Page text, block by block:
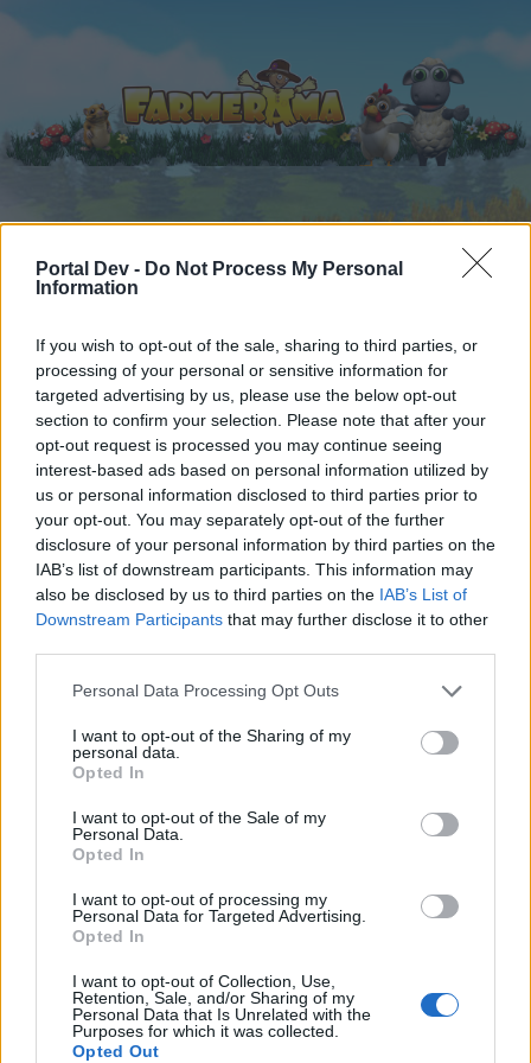
Portal Dev - Do Not Process My Personal
Information
If you wish to opt-out of the sale, sharing to third parties, or
processing of your personal or sensitive information for
targeted advertising by us, please use the below opt-out
section to confirm your selection. Please note that after your
opt-out request is processed you may continue seeing
interest-based ads based on personal information utilized by
us or personal information disclosed to third parties prior to
your opt-out. You may separately opt-out of the further
disclosure of your personal information by third parties on the
IAB’s list of downstream participants. This information may
also be disclosed by us to third parties on the IAB’s List of
Downstream Participants that may further disclose it to other
Personal Data Processing Opt Outs
I want to opt-out of the Sharing of my
personal data.
Opted In
I want to opt-out of the Sale of my
Personal Data.
Opted In
I want to opt-out of processing my
Personal Data for Targeted Advertising.
Opted In
I want to opt-out of Collection, Use,
Retention, Sale, and/or Sharing of my
Personal Data that Is Unrelated with the
Purposes for which it was collected.
Opted Out
Foren ... Wallpaper Sammlung
Mitglieder, denen der Beitrag #135
gefällt
Liebe(r) Forum-Leser/in,
wenn Du in diesem Forum aktiv an den
Gesprächen teilnehmen oder eigene Themen
starten möchtest, musst Du Dich bitte zunächst
im Spiel einloggen. Falls Du noch keinen
Wir freuen uns auf Deinen nächsten Besuch in
unserem Forum!„Zum Spiel“
_Carol.
Ägypten97
Beiträge: 23 Zustimmungen: 20 Punkte für Erfolge:
muckel6666
Lebende Forenlegende
Beiträge:
6.517 Zustimmungen: 22.410
DJAdonis
Letzte Beiträge